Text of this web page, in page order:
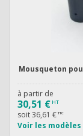
Mousqueton
à partir de
30,51 € HT
soit36,61 € TTC
Voir les modèles